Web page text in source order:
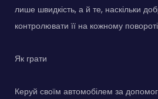
лише швидкість, а й те, наскільки
контролювати її на кожному
Як грати
Керуй своїм автомобілем за